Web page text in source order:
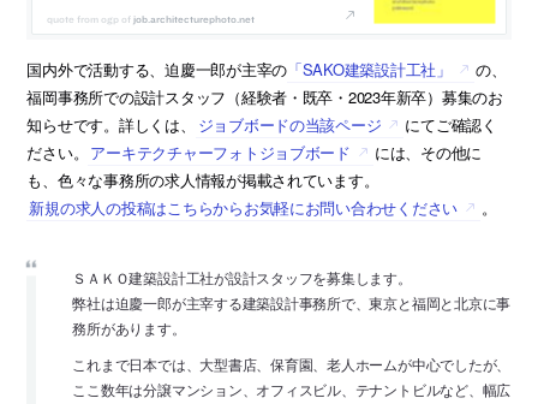
job.architecturephoto.net
国内外で活動する、迫慶一郎が主宰の 「SAKO建築設計工社」
の、
福岡事務所での設計スタッフ（経験者・既卒・2023年新卒）募集のお
知らせです。詳しくは、
ジョブボードの当該ページ
にてご確認く
ださい。 アーキテクチャーフォトジョブボード
には、その他に
も、色々な事務所の求人情報が掲載されています。
新規の求人の投稿はこちらからお気軽にお問い合わせください
。
ＳＡＫＯ建築設計工社が設計スタッフを募集します。
弊社は迫慶一郎が主宰する建築設計事務所で、東京と福岡と北京に事
務所があります。
これまで日本では、大型書店、保育園、老人ホームが中心でしたが、
ここ数年は分譲マンション、オフィスビル、テナントビルなど、幅広